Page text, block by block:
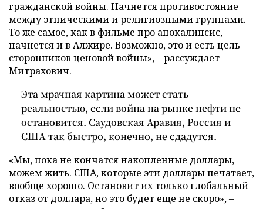
гражданской войны. Начнется противостояние
между этническими и религиозными группами.
То же самое, как в фильме про апокалипсис,
начнется и в Алжире. Возможно, это и есть цель
сторонников ценовой войны», – рассуждает
Митрахович.
Эта мрачная картина может стать
реальностью, если война на рынке нефти не
остановится. Саудовская Аравия, Россия и
США так быстро, конечно, не сдадутся.
«Мы, пока не кончатся накопленные доллары,
можем жить. США, которые эти доллары печатает,
вообще хорошо. Остановит их только глобальный
отказ от доллара, но это будет еще не скоро», –